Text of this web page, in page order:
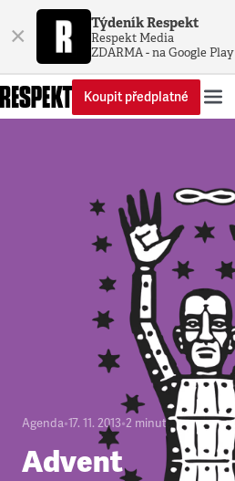
× Týdeník Respekt
Respekt Media
ZDARMA - na Google Play
Koupit předplatné
Agenda•17. 11. 2013•2 minuty
Advent